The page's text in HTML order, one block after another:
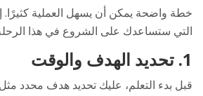
خطة واضحة يمكن أن يسهل العملية
التي ستساعدك على الشروع في هذا الرحلة
1. تحديد الهدف والوقت
قبل بدء التعلم، عليك تحديد هدف محدد